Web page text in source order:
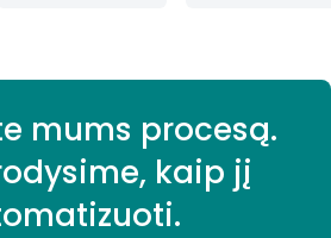
mums procesą.
kaip jį